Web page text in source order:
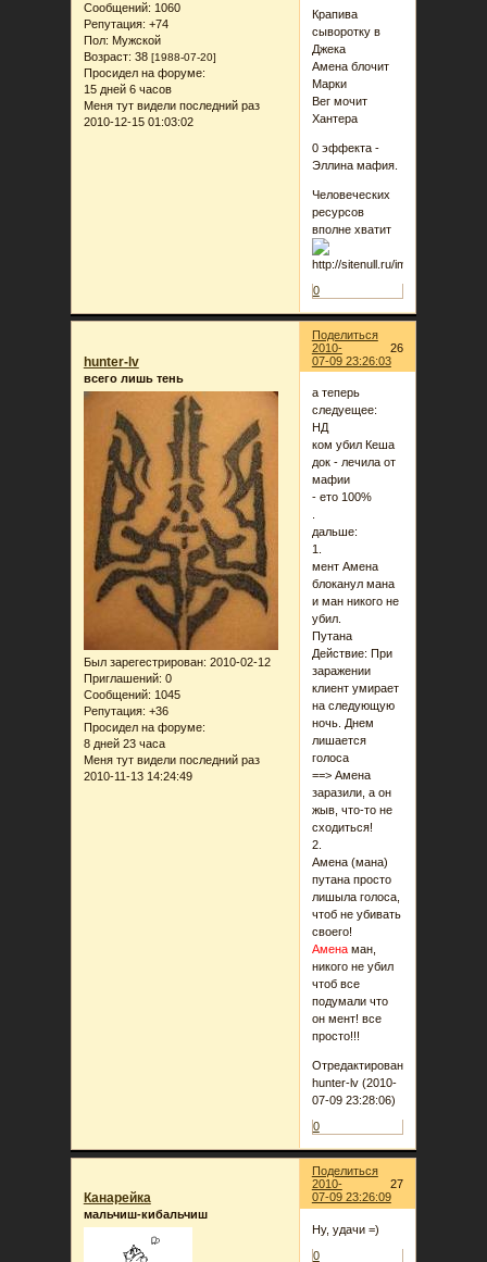
Сообщений: 1060
Репутация: +74
Пол: Мужской
Возраст: 38 [1988-07-20]
Просидел на форуме:
15 дней 6 часов
Меня тут видели последний раз
2010-12-15 01:03:02
Крапива
сыворотку в
Джека
Амена блочит
Марки
Вег мочит
Хантера
0 эффекта -
Эллина мафия.
Человеческих
ресурсов
вполне хватит
0
Поделиться
26
2010-
07-09 23:26:03
hunter-lv
всего лишь тень
Был зарегестрирован: 2010-02-12
Приглашений: 0
Сообщений: 1045
Репутация: +36
Просидел на форуме:
8 дней 23 часа
Меня тут видели последний раз
2010-11-13 14:24:49
а теперь
следуещее:
НД
ком убил Кеша
док - лечила от
мафии
- ето 100%
дальше:
1.
мент Амена
блоканул мана
и ман никого не
убил.
Путана
Действие: При
заражении
клиент умирает
на следующую
ночь. Днем
лишается
голоса
==> Амена
заразили, а он
жыв, что-то не
сходиться!
2.
Амена (мана)
путана просто
лишыла голоса,
чтоб не убивать
своего!
Аменаман,
никого не убил
чтоб все
подумали что
он мент! все
просто!!!
Отредактировано
hunter-lv (2010-
07-09 23:28:06)
0
Поделиться
27
2010-
07-09 23:26:09
Канарейка
мальчиш-кибальчиш
Ну, удачи =)
0